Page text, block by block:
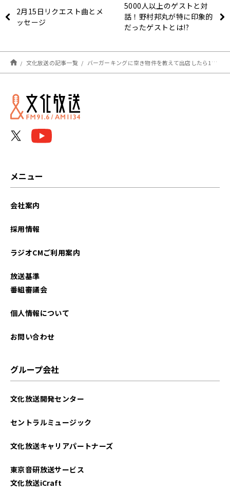
2月15日リクエスト曲とメ
ッセージ
5000人以上のゲストと対
話！野村邦丸が特に印象的
だったゲストとは!?
文化放送の記事一覧 バーガーキングに空き物件を教えて出店したら10万円！斬新キャンペーンに専門家も「うまい」
メニュー
会社案内
採用情報
ラジオCMご利用案内
放送基準
番組審議会
個人情報について
お問い合わせ
グループ会社
文化放送開発センター
セントラルミュージック
文化放送キャリアパートナーズ
東京音研放送サービス
文化放送iCraft